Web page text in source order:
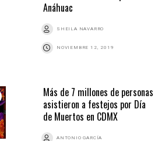
Anáhuac
SHEILA NAVARRO
NOVIEMBRE 12, 2019
Más de 7 millones de personas
asistieron a festejos por Día
de Muertos en CDMX
ANTONIO GARCÍA